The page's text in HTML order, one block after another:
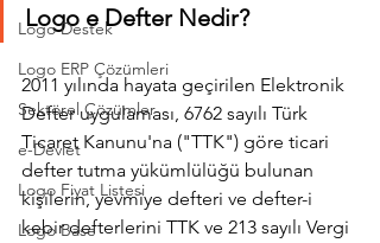
Logo Destek
Logo ERP Çözümleri
Sektörel Çözümler
e-Devlet
Logo Fiyat Listesi
Logo Base
Logo e Defter Nedir?
2011 yılında hayata geçirilen Elektronik
Defter uygulaması, 6762 sayılı Türk
Ticaret Kanunu'na ("TTK") göre ticari
defter tutma yükümlülüğü bulunan
kişilerin, yevmiye defteri ve defter-i
kebir defterlerini TTK ve 213 sayılı Vergi